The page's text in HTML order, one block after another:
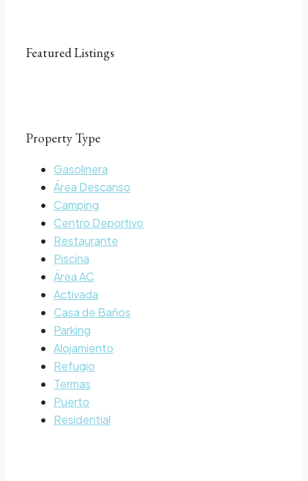
Featured Listings
Property Type
Gasolinera
Área Descanso
Camping
Centro Deportivo
Restaurante
Piscina
Área AC
Activada
Casa de Baños
Parking
Alojamiento
Refugio
Termas
Puerto
Residential